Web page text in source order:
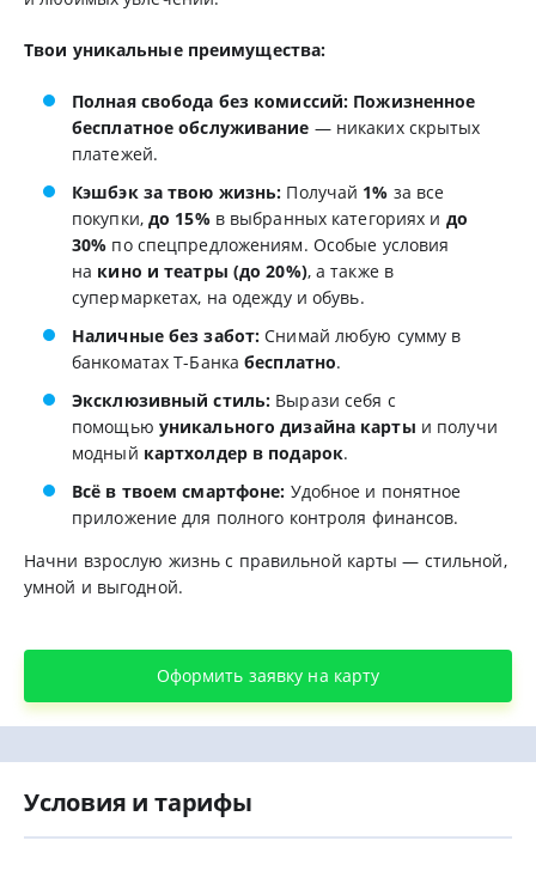
Твои уникальные преимущества:
Полная свобода без комиссий: Пожизненное
бесплатное обслуживание — никаких скрытых
платежей.
Кэшбэк за твою жизнь: Получай 1% за все
покупки,до 15%в выбранных категориях и до
30% по спецпредложениям. Особые условия
на кино и театры (до 20%), а также в
супермаркетах, на одежду и обувь.
Наличные без забот: Снимай любую сумму в
банкоматах Т-Банкабесплатно.
Эксклюзивный стиль: Вырази себя с
помощью уникального дизайна карты и получи
модный картхолдер в подарок.
Всё в твоем смартфоне: Удобное и понятное
приложение для полного контроля финансов.
Начни взрослую жизнь с правильной карты — стильной,
умной и выгодной.
Оформить заявку на карту
Условия и тарифы